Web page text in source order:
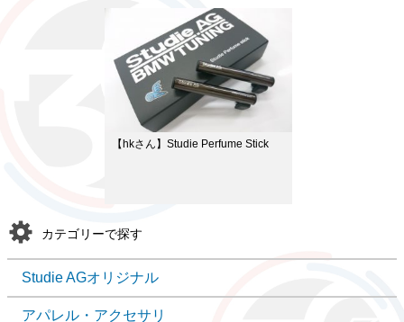
カテゴリーで探す
Studie AGオリジナル
アパレル・アクセサリ
【hkさん】Studie Perfume Stick